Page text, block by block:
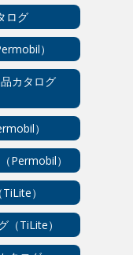
ログ
）
カタログ
）
Permobil）
）
（TiLite）